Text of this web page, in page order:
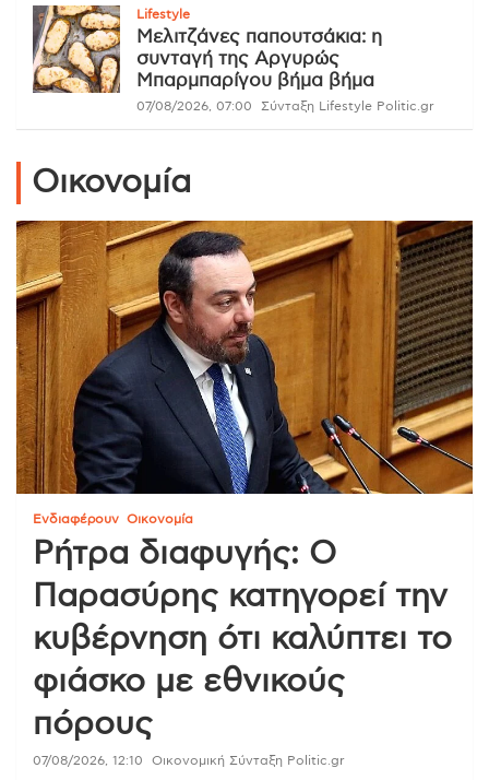
Lifestyle
Μελιτζάνες παπουτσάκια: η
συνταγή της Αργυρώς
Μπαρμπαρίγου βήμα βήμα
07/08/2026, 07:00 Σύνταξη Lifestyle Politic.gr
Οικονομία
Ενδιαφέρουν Οικονομία
Ρήτρα διαφυγής: Ο
Παρασύρης κατηγορεί την
κυβέρνηση ότι καλύπτει το
φιάσκο με εθνικούς
πόρους
07/08/2026, 12:10 Οικονομική Σύνταξη Politic.gr